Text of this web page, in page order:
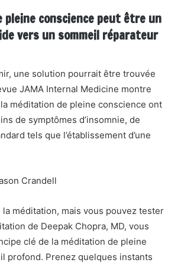
conscience peut être un
vers un sommeil réparateur
une solution pourrait être trouvée
JAMA Internal Medicine montre
méditation de pleine conscience ont
de symptômes d’insomnie, de
tels que l’établissement d’une
Crandell
la méditation, mais vous pouvez tester
de Deepak Chopra, MD, vous
clé de la méditation de pleine
profond. Prenez quelques instants